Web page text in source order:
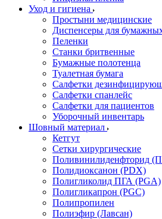
Уход и гигиена
Простыни медицинские
Диспенсеры для
Пеленки
Станки бритвенные
Бумажные полотенца
Туалетная бумага
Салфетки
Салфетки спанлейс
Салфетки для пациентов
Уборочный инвентарь
Шовный материал
Кетгут
Сетки хирургические
Поливинилиденфторид
Полидиоксанон (PDX)
Полигликолид ПГА (PGA)
Полигликапрон (PGC)
Полипропилен
Полиэфир (Лавсан)